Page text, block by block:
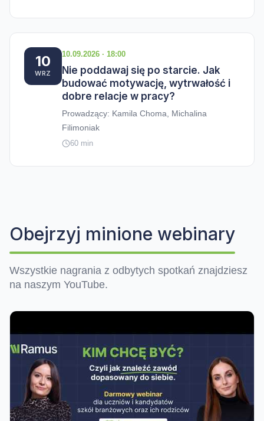
10
WRZ
10.09.2026 · 18:00
Nie poddawaj się po starcie. Jak
budować motywację, wytrwałość i
dobre relacje w pracy?
Prowadzący: Kamila Choma, Michalina
Filimoniak
60 min
Obejrzyj minione webinary
Wszystkie nagrania z odbytych spotkań znajdziesz
na naszym YouTube.